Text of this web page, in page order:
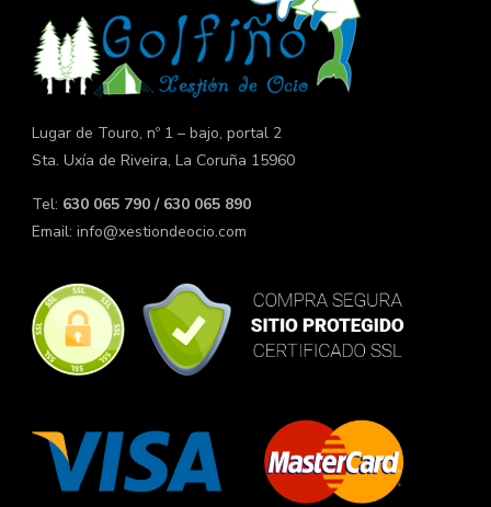
Lugar de Touro, nº 1 – bajo, portal 2
Sta. Uxía de Riveira, La Coruña 15960
Tel: 630 065 790 / 630 065 890
Email: info@xestiondeocio.com